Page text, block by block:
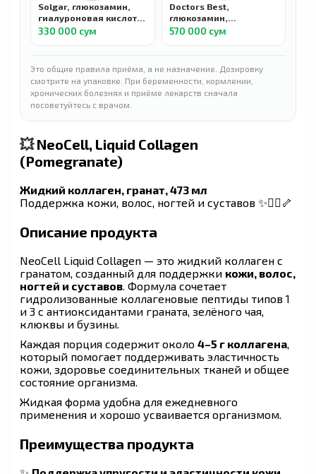
Solgar, глюкозамин,
гиалуроновая кислота,
хондроитин и МСМ,
Glucosamine
таблеток
330 000 сум
Doctors Best,
глюкозамин,
хондроитин и МСМ с
гиалуроновой
Hyaluronic Acid, 150
вегетарианских капсул
570 000 сум
Это общие правила приёма, а не назначение. Дозировку
смотрите на упаковке. При беременности, кормлении,
хронических болезнях и приёме лекарств сначала
посоветуйтесь с врачом.
💥NeoCell, Liquid Collagen
(Pomegranate)
Жидкий коллаген, гранат, 473 мл
Поддержка кожи, волос, ногтей и суставов ✨💆‍♀️🦴
Описание продукта
NeoCell Liquid Collagen — это жидкий коллаген с
гранатом, созданный для поддержки кожи, волос,
ногтей и суставов . Формула сочетает
гидролизованные коллагеновые пептиды типов 1
и 3 с антиоксидантами граната, зелёного чая,
клюквы и бузины.
Каждая порция содержит около 4–5 г коллагена
который помогает поддерживать эластичность
кожи, здоровье соединительных тканей и общее
состояние организма.
Жидкая форма удобна для ежедневного
применения и хорошо усваивается организмом.
Преимущества продукта